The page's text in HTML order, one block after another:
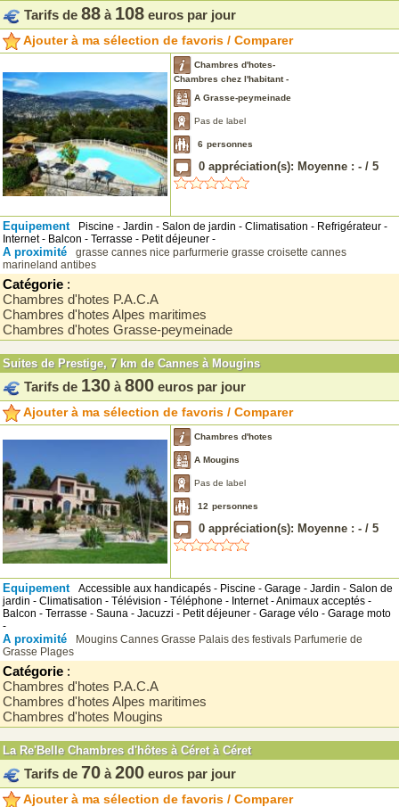
Tarifs de 88 à 108 euros par jour
Ajouter à ma sélection de favoris / Comparer
Chambres d'hotes-
Chambres chez l'habitant -
A Grasse-peymeinade
Pas de label
6 personnes
0 appréciation(s): Moyenne : - / 5
Equipement
Piscine - Jardin - Salon de jardin - Climatisation - Refrigérateur -
Internet - Balcon - Terrasse - Petit déjeuner -
A proximité grasse cannes nice parfurmerie grasse croisette cannes
marineland antibes
Catégorie :
Chambres d'hotes P.A.C.A
Chambres d'hotes Alpes maritimes
Chambres d'hotes Grasse-peymeinade
Suites de Prestige, 7 km de Cannes à Mougins
Tarifs de 130 à 800 euros par jour
Ajouter à ma sélection de favoris / Comparer
Chambres d'hotes
A Mougins
Pas de label
12 personnes
0 appréciation(s): Moyenne : - / 5
Equipement
Accessible aux handicapés - Piscine - Garage - Jardin - Salon de
jardin - Climatisation - Télévision - Téléphone - Internet - Animaux acceptés -
Balcon - Terrasse - Sauna - Jacuzzi - Petit déjeuner - Garage vélo - Garage moto
-
A proximité Mougins Cannes Grasse Palais des festivals Parfumerie de
Grasse Plages
Catégorie :
Chambres d'hotes P.A.C.A
Chambres d'hotes Alpes maritimes
Chambres d'hotes Mougins
La Re'Belle Chambres d'hôtes à Céret à Céret
Tarifs de 70 à 200 euros par jour
Ajouter à ma sélection de favoris / Comparer